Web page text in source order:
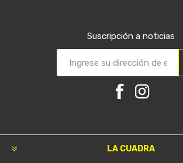
Suscripción a noticias
LA CUADRA